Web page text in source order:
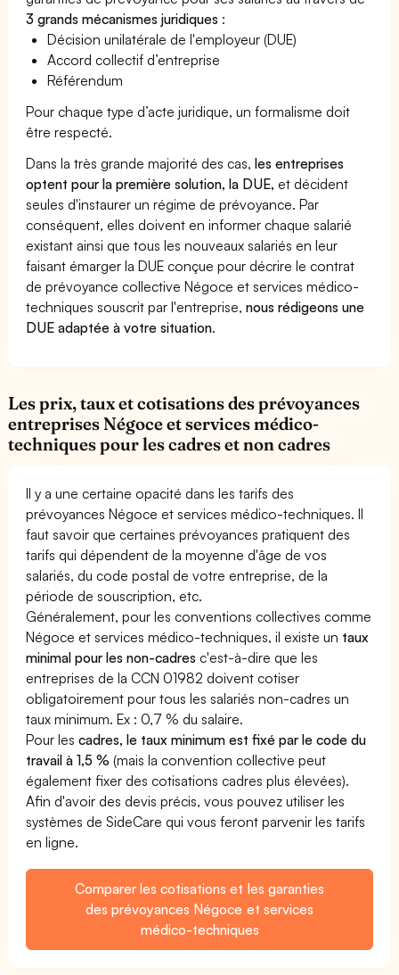
3 grands mécanismes juridiques :
Décision unilatérale de l'employeur (DUE)
Accord collectif d’entreprise
Référendum
Pour chaque type d’acte juridique, un formalisme doit
être respecté.
Dans la très grande majorité des cas,les entreprises
optent pour la première solution, la DUE, et décident
seules d'instaurer un régime de prévoyance. Par
conséquent, elles doivent en informer chaque salarié
existant ainsi que tous les nouveaux salariés en leur
faisant émarger la DUE conçue pour décrire le contrat
de prévoyance collective Négoce et services médico-
techniques souscrit par l'entreprise,nous rédigeons une
DUE adaptée à votre situation.
Les prix, taux et cotisations des prévoyances
entreprises Négoce et services médico-
techniques pour les cadres et non cadres
Il y a une certaine opacité dans les tarifs des
prévoyances Négoce et services médico-techniques. Il
faut savoir que certaines prévoyances pratiquent des
tarifs qui dépendent de la moyenne d'âge de vos
salariés, du code postal de votre entreprise, de la
période de souscription, etc.
Généralement, pour les conventions collectives comme
Négoce et services médico-techniques, il existe un taux
minimal pour les non-cadres c'est-à-dire que les
entreprises de la CCN 01982 doivent cotiser
obligatoirement pour tous les salariés non-cadres un
taux minimum. Ex : 0,7 % du salaire.
Pour lescadres, le taux minimum est fixé par le code du
travail à 1,5 % (mais la convention collective peut
également fixer des cotisations cadres plus élevées).
Afin d'avoir des devis précis, vous pouvez utiliser les
systèmes de SideCare qui vous feront parvenir les tarifs
en ligne.
Comparer les cotisations et les garanties
des prévoyances Négoce et services
médico-techniques